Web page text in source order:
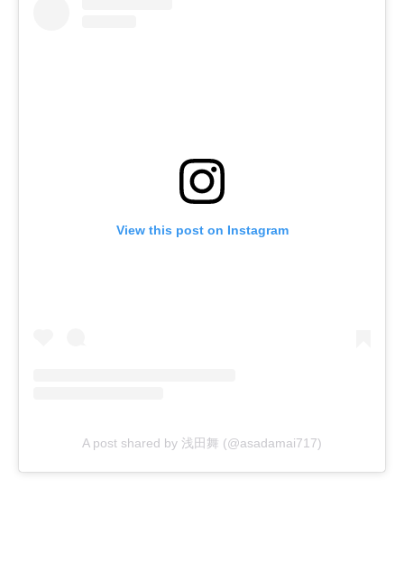
View this post on Instagram
A post shared by 浅田舞 (@asadamai717)